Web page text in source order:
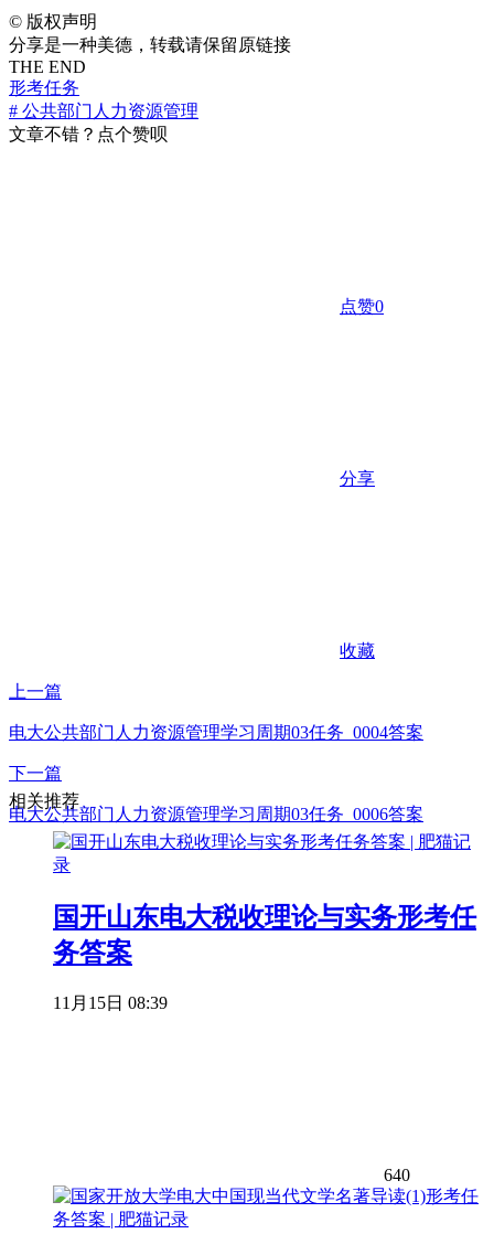
© 版权声明
分享是一种美德，转载请保留原链接
THE END
形考任务
# 公共部门人力资源管理
文章不错？点个赞呗
点赞0
分享
收藏
上一篇
电大公共部门人力资源管理学习周期03任务_0004答案
下一篇
电大公共部门人力资源管理学习周期03任务_0006答案
相关推荐
国开山东电大税收理论与实务形考任
务答案
11月15日 08:39
640